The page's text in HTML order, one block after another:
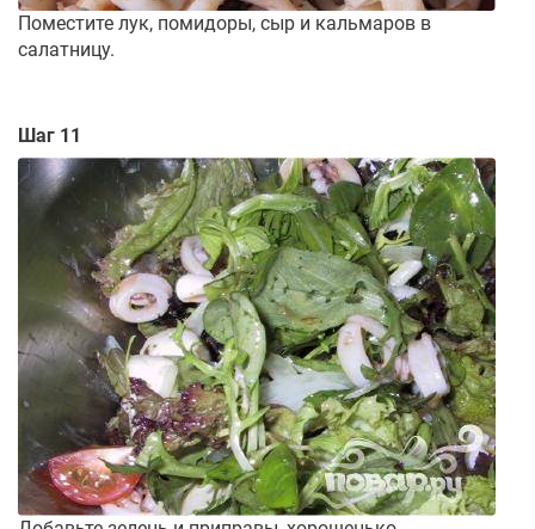
Поместите лук, помидоры, сыр и кальмаров в
салатницу.
Шаг 11